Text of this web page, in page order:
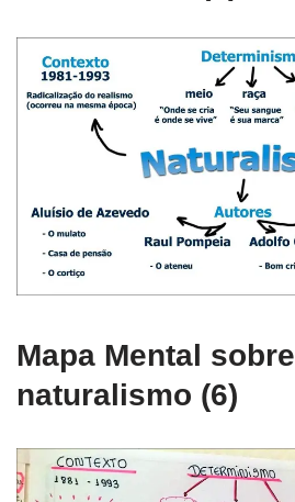
Mapa Mental sobre
naturalismo (6)